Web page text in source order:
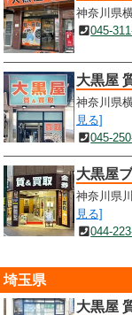
神奈川県
045-
大黒屋
神奈川県
見る]
045-
大黒屋
神奈川県
見る]
044-
埼玉県
大黒屋